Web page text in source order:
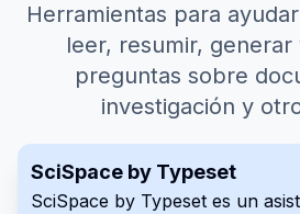
Herramientas para
leer, resumir,
preguntas sobre
investigación y
SciSpace by Typeset
SciSpace by Typeset es un